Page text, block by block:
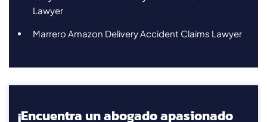
Lawyer
Marrero Amazon Delivery Accident Claims Lawyer
¡Encuentra un abogado apasionado